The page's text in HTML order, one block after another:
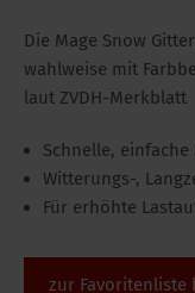
Die Mage Snow
wahlweise mit
laut ZVDH-Merkblatt
Schnelle, einfache
Witterungs-,
Für erhöhte
zur Favoritenliste